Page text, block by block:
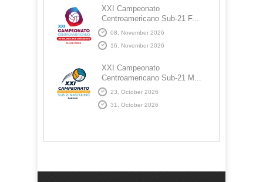
XXI Campeonato
Centroamericano Sub-21 F...
08, November 2026
16, November 2026
XXI Campeonato
Centroamericano Sub-21 M...
23, October 2026
31, October 2026